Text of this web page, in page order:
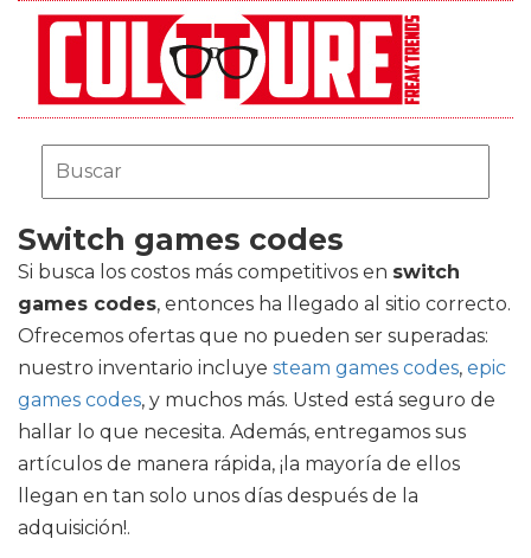
Switch games codes
Si busca los costos más competitivos en switch
games codes, entonces ha llegado al sitio correcto.
Ofrecemos ofertas que no pueden ser superadas:
nuestro inventario incluye steam games codes, epic
games codes, y muchos más. Usted está seguro de
hallar lo que necesita. Además, entregamos sus
artículos de manera rápida, ¡la mayoría de ellos
llegan en tan solo unos días después de la
adquisición!.